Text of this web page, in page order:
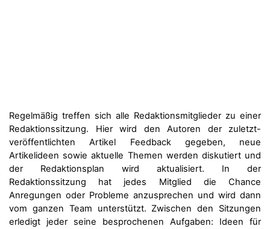
Regelmäßig treffen sich alle Redaktionsmitglieder zu einer
Redaktionssitzung. Hier wird den Autoren der zuletzt-
veröffentlichten Artikel Feedback gegeben, neue
Artikelideen sowie aktuelle Themen werden diskutiert und
der Redaktionsplan wird aktualisiert. In der
Redaktionssitzung hat jedes Mitglied die Chance
Anregungen oder Probleme anzusprechen und wird dann
vom ganzen Team unterstützt. Zwischen den Sitzungen
erledigt jeder seine besprochenen Aufgaben: Ideen für